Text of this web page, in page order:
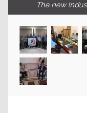
The new